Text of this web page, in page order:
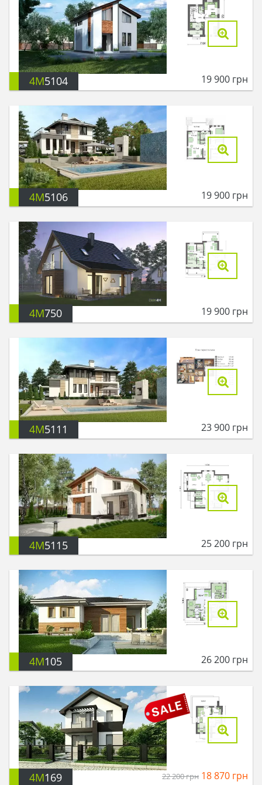
4M5104 19 900 грн
4M5106 19 900 грн
4M750 19 900 грн
4M5111 23 900 грн
4M5115 25 200 грн
4M105 26 200 грн
4M169 22 200грн 18 870 грн